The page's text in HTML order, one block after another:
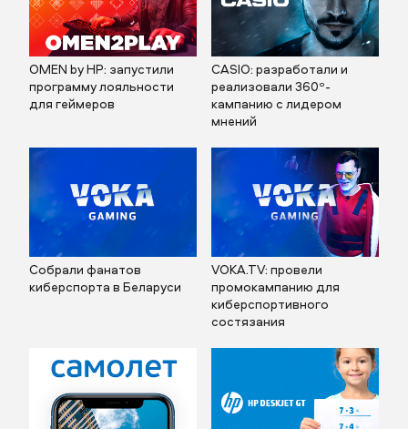
OMEN by HP: запустили
программу лояльности
для геймеров
CASIO: разработали и
реализовали 360º-
кампанию с лидером
мнений
Собрали фанатов
киберспорта в Беларуси
VOKA.TV: провели
промокампанию для
киберспортивного
состязания